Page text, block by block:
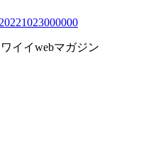
イイwebマガジン